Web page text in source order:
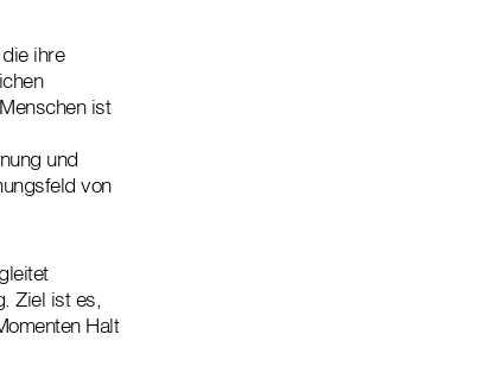
ihre
ist
und
von
Ziel ist es,
Halt